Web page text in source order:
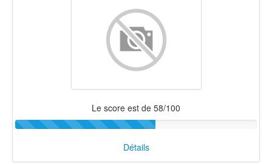
Le score est de 58/100
Détails